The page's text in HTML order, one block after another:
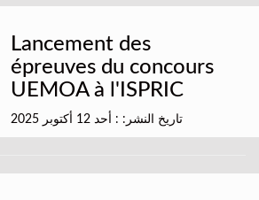
Lancement des
épreuves du concours
UEMOA à l'ISPRIC
تاريخ النشر: : أحد 12 أكتوبر 2025